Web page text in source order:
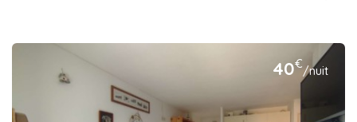
40€/nuit